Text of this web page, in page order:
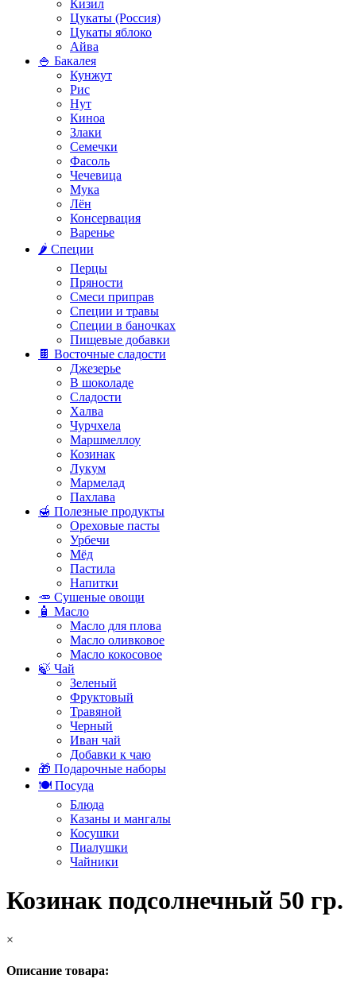
Кизил
Цукаты (Россия)
Цукаты яблоко
Айва
🍚 Бакалея
Кунжут
Рис
Нут
Киноа
Злаки
Семечки
Фасоль
Чечевица
Мука
Лён
Консервация
Варенье
🌶️ Специи
Перцы
Пряности
Смеси приправ
Специи и травы
Специи в баночках
Пищевые добавки
🍫 Восточные сладости
Джезерье
В шоколаде
Сладости
Халва
Чурчхела
Маршмеллоу
Козинак
Лукум
Мармелад
Пахлава
🍯 Полезные продукты
Ореховые пасты
Урбечи
Мёд
Пастила
Напитки
🥕 Сушеные овощи
🧴 Масло
Масло для плова
Масло оливковое
Масло кокосовое
🍃 Чай
Зеленый
Фруктовый
Травяной
Черный
Иван чай
Добавки к чаю
🎁 Подарочные наборы
🍽️ Посуда
Блюда
Казаны и мангалы
Косушки
Пиалушки
Чайники
Козинак подсолнечный 50 гр.
×
Описание товара: